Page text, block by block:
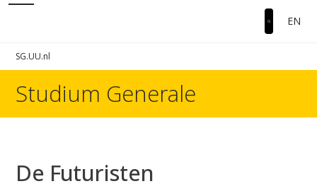
EN
SG.UU.nl
Studium Generale
De Futuristen